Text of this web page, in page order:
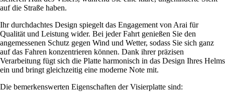
auf die Straße haben.
Ihr durchdachtes Design spiegelt das Engagement von Arai für
Qualität und Leistung wider. Bei jeder Fahrt genießen Sie den
angemessenen Schutz gegen Wind und Wetter, sodass Sie sich ganz
auf das Fahren konzentrieren können. Dank ihrer präzisen
Verarbeitung fügt sich die Platte harmonisch in das Design Ihres Helms
ein und bringt gleichzeitig eine moderne Note mit.
Die bemerkenswerten Eigenschaften der Visierplatte sind: